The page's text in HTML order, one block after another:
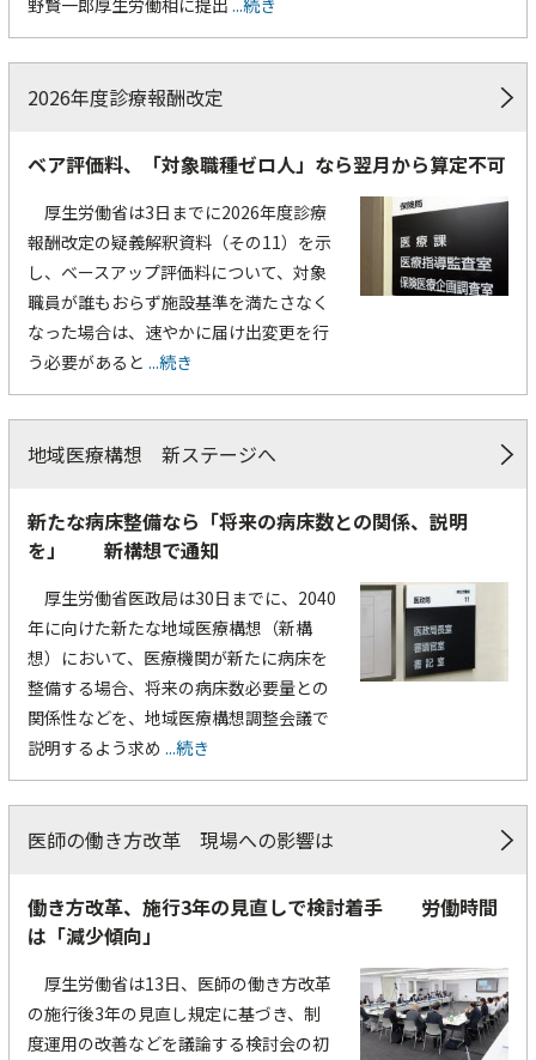
野賢一郎厚生労働相に提出 ...続き
2026年度診療報酬改定
ベア評価料、「対象職種ゼロ人」なら翌月から算定不可
厚生労働省は3日までに2026年度診療
報酬改定の疑義解釈資料（その11）を示
し、ベースアップ評価料について、対象
職員が誰もおらず施設基準を満たさなく
なった場合は、速やかに届け出変更を行
う必要があると ...続き
地域医療構想 新ステージへ
新たな病床整備なら「将来の病床数との関係、説明
を」 新構想で通知
厚生労働省医政局は30日までに、2040
年に向けた新たな地域医療構想（新構
想）において、医療機関が新たに病床を
整備する場合、将来の病床数必要量との
関係性などを、地域医療構想調整会議で
説明するよう求め ...続き
医師の働き方改革 現場への影響は
働き方改革、施行3年の見直しで検討着手 労働時間
は「減少傾向」
厚生労働省は13日、医師の働き方改革
の施行後3年の見直し規定に基づき、制
度運用の改善などを議論する検討会の初